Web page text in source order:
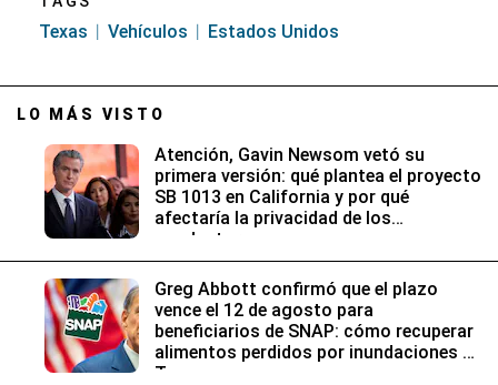
Texas Vehículos Estados Unidos
LO MÁS VISTO
Atención, Gavin Newsom vetó su
primera versión: qué plantea el proyecto
SB 1013 en California y por qué
afectaría la privacidad de los
conductores
Greg Abbott confirmó que el plazo
vence el 12 de agosto para
beneficiarios de SNAP: cómo recuperar
alimentos perdidos por inundaciones en
Texas